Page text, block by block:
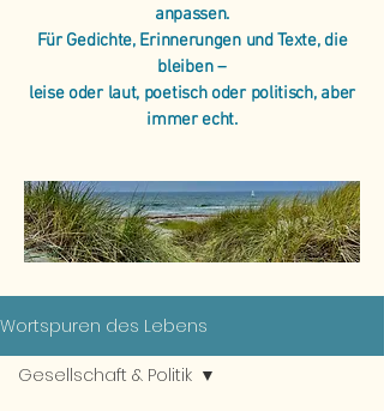
anpassen.
Für Gedichte, Erinnerungen und Texte, die
bleiben –
leise oder laut, poetisch oder politisch, aber
immer echt.
Wortspuren des Lebens
Gesellschaft & Politik